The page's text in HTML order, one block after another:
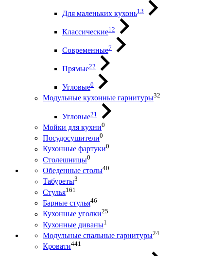
Для маленьких кухонь13
Классические12
Современные7
Прямые22
Угловые0
Модульные кухонные гарнитуры32
Угловые21
Мойки для кухни0
Посудосушители0
Кухонные фартуки0
Столешницы0
Обеденные столы40
Табуреты3
Стулья161
Барные стулья46
Кухонные уголки25
Кухонные диваны1
Модульные спальные гарнитуры24
Кровати441